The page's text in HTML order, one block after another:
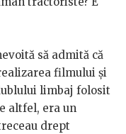
să admită că
filmului și
limbaj folosit
altfel, era un
drept